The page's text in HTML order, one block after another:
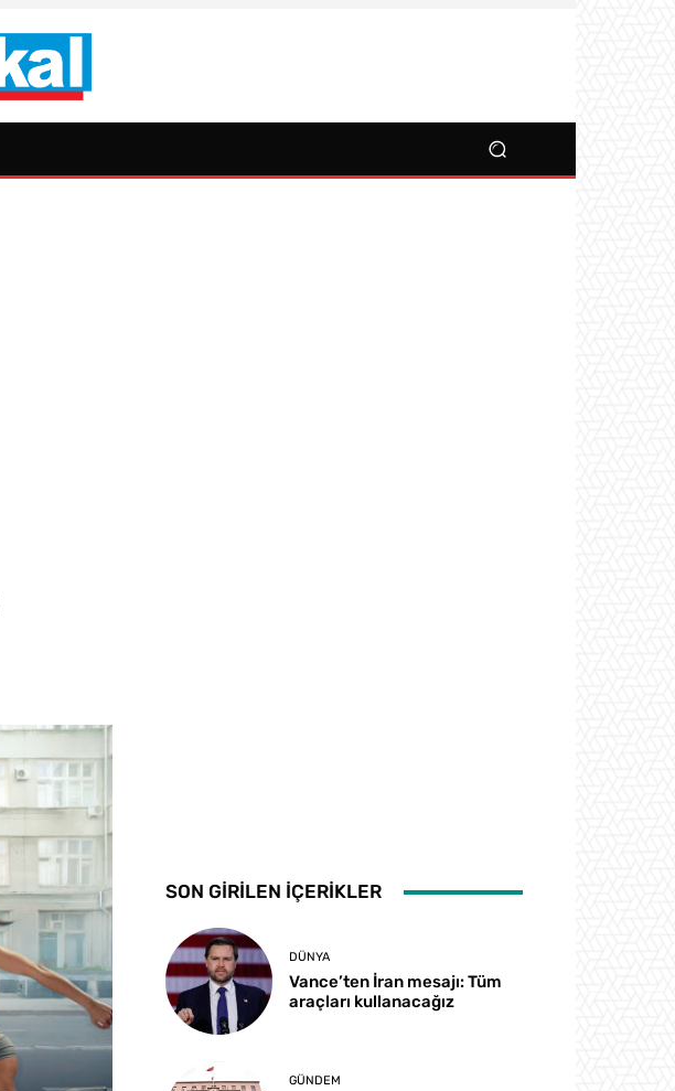
SON GİRİLEN İÇERİKLER
DÜNYA
Vance’ten İran mesajı: Tüm
araçları kullanacağız
GÜNDEM